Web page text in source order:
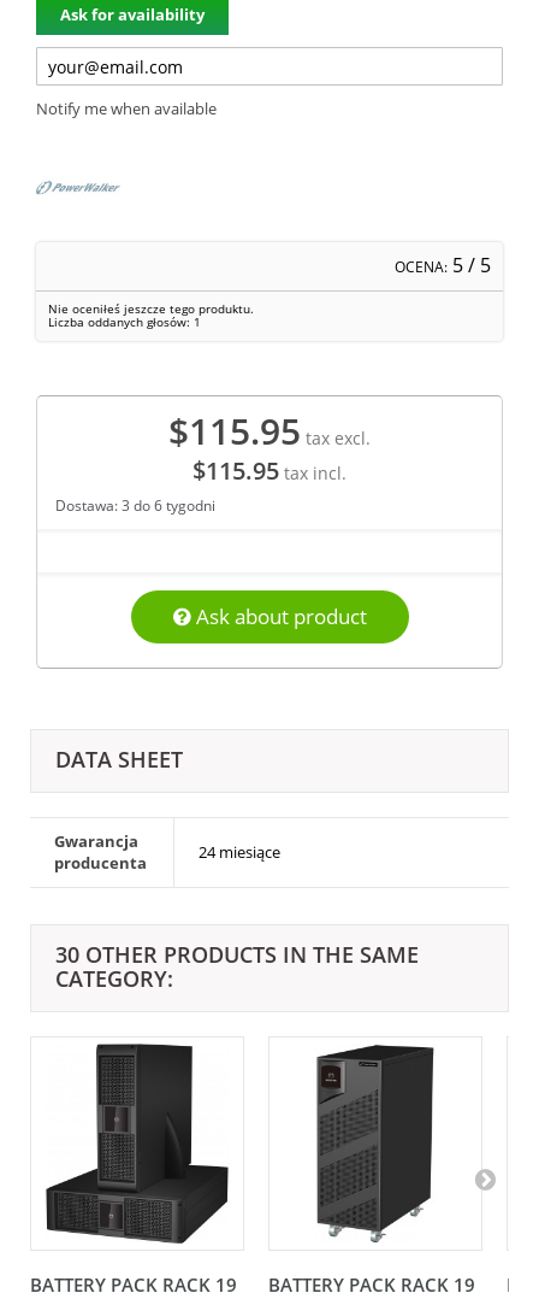
Ask for availability
Notify me when available
OCENA: 5/ 5
Nie oceniłeś jeszcze tego produktu.
Liczba oddanych głosów: 1
$115.95 tax excl.
$115.95 tax incl.
Dostawa: 3 do 6 tygodni
Ask about product
DATA SHEET
Gwarancja
producenta
24 miesiące
30 OTHER PRODUCTS IN THE SAME
CATEGORY:
BATTERY PACK RACK 19
BATTERY PACK RACK 19